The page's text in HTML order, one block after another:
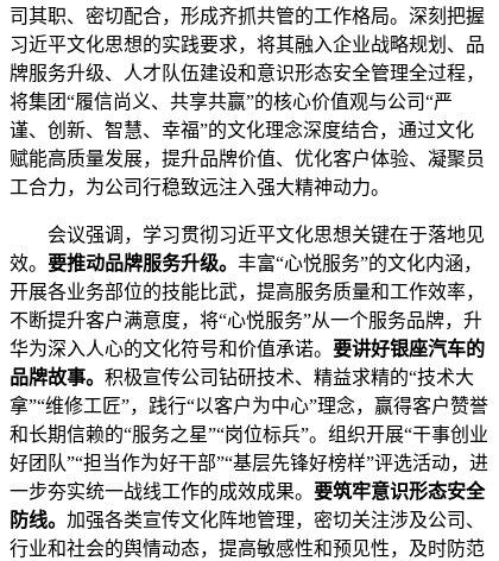
司其职、密切配合，形成齐抓共管的工作格局。深刻把握
习近平文化思想的实践要求，将其融入企业战略规划、品
牌服务升级、人才队伍建设和意识形态安全管理全过程，
将集团“履信尚义、共享共赢”的核心价值观与公司“严
谨、创新、智慧、幸福”的文化理念深度结合，通过文化
赋能高质量发展，提升品牌价值、优化客户体验、凝聚员
工合力，为公司行稳致远注入强大精神动力。
会议强调，学习贯彻习近平文化思想关键在于落地见
效。 要推动品牌服务升级。 丰富“心悦服务”的文化内涵，
开展各业务部位的技能比武，提高服务质量和工作效率，
不断提升客户满意度，将“心悦服务”从一个服务品牌，升
华为深入人心的文化符号和价值承诺。 要讲好银座汽车的
品牌故事。 积极宣传公司钻研技术、精益求精的“技术大
拿”“维修工匠”，践行“以客户为中心”理念，赢得客户赞誉
和长期信赖的“服务之星”“岗位标兵”。组织开展“干事创业
好团队”“担当作为好干部”“基层先锋好榜样”评选活动，进
一步夯实统一战线工作的成效成果。 要筑牢意识形态安全
防线。 加强各类宣传文化阵地管理，密切关注涉及公司、
行业和社会的舆情动态，提高敏感性和预见性，及时防范